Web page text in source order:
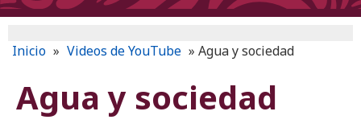
Inicio » Videos de YouTube » Agua y sociedad
Agua y sociedad